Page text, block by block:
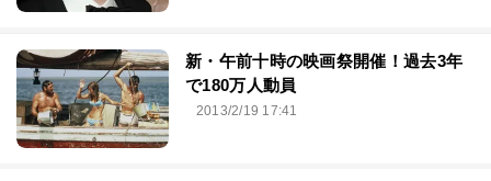
新・午前十時の映画祭開催！過去3年
で180万人動員
2013/2/19 17:41